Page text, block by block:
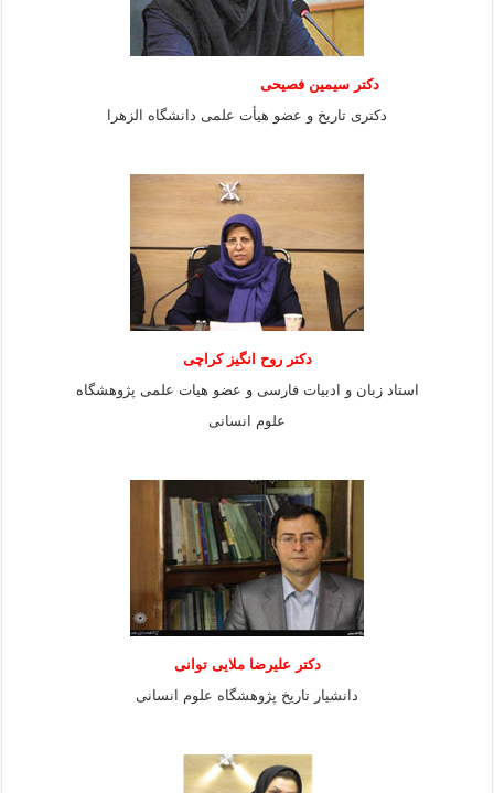
دکتر سیمین فصیحی
دکتری تاریخ و عضو هیأت علمی دانشگاه الزهرا
دکتر روح انگیز کراچی
استاد زبان و ادبیات فارسی و عضو هیات علمی پژوهشگاه
علوم انسانی
دكتر عليرضا ملايى توانی
دانشيار تاريخ پژوهشگاه علوم انسانی